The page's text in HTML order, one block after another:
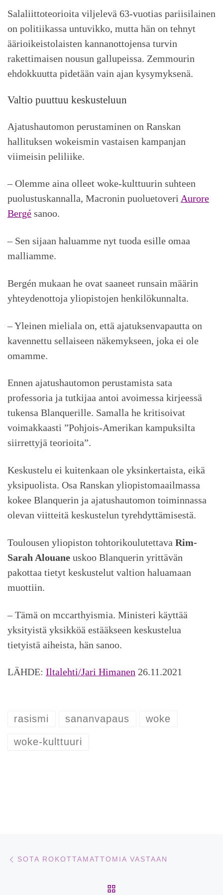
Salaliittoteorioita viljelevä 63-vuotias pariisilainen
on politiikassa untuvikko, mutta hän on tehnyt
äärioikeistolaisten kannanottojensa turvin
rakettimaisen nousun gallupeissa. Zemmourin
ehdokkuutta pidetään vain ajan kysymyksenä.
Valtio puuttuu keskusteluun
Ajatushautomon perustaminen on Ranskan
hallituksen wokeismin vastaisen kampanjan
viimeisin peliliike.
– Olemme aina olleet woke-kulttuurin suhteen
puolustuskannalla, Macronin puoluetoveri Aurore
Bergé sanoo.
– Sen sijaan haluamme nyt tuoda esille omaa
malliamme.
Bergén mukaan he ovat saaneet runsain määrin
yhteydenottoja yliopistojen henkilökunnalta.
– Yleinen mieliala on, että ajatuksenvapautta on
kavennettu sellaiseen näkemykseen, joka ei ole
omamme.
Ennen ajatushautomon perustamista sata
professoria ja tutkijaa antoi avoimessa kirjeessä
tukensa Blanquerille. Samalla he kritisoivat
voimakkaasti ”Pohjois-Amerikan kampuksilta
siirrettyjä teorioita”.
Keskustelu ei kuitenkaan ole yksinkertaista, eikä
yksipuolista. Osa Ranskan yliopistomaailmassa
kokee Blanquerin ja ajatushautomon toiminnassa
olevan viitteitä keskustelun tyrehdyttämisestä.
Toulousen yliopiston tohtorikoulutettava Rim-
Sarah Alouane uskoo Blanquerin yrittävän
pakottaa tietyt keskustelut valtion haluamaan
muottiin.
– Tämä on mccarthyismia. Ministeri käyttää
yksityistä yksikköä estääkseen keskustelua
tietyistä aiheista, hän sanoo.
LÄHDE: Iltalehti/Jari Himanen 26.11.2021
rasismi sananvapaus woke
woke-kulttuuri
SOTA ROKOTTAMATTOMIA VASTAAN